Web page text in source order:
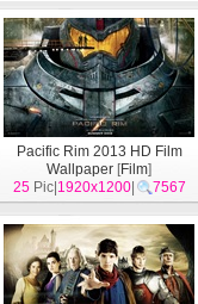
Pacific Rim 2013 HD Film
Wallpaper [Film]
25Pic| 1920x1200| 7567